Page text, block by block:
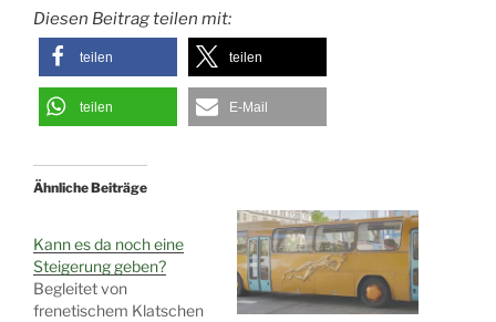
Diesen Beitrag teilen mit:
teilen teilen
teilen E-Mail
Ähnliche Beiträge
Kann es da noch eine
Steigerung geben?
Begleitet von
frenetischem Klatschen